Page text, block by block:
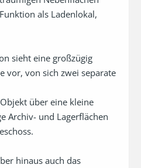
als Ladenlokal,
sieht eine großzügig
vor, von sich zwei separate
über eine kleine
Archiv- und Lagerflächen
hinaus auch das